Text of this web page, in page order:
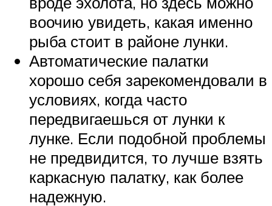
воочию увидеть, какая именно
рыба стоит в районе лунки.
Автоматические палатки
хорошо себя зарекомендовали в
условиях, когда часто
передвигаешься от лунки к
лунке. Если подобной проблемы
не предвидится, то лучше взять
каркасную палатку, как более
надежную.